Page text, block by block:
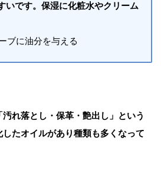
いです。保湿に化粧水やクリーム
ブに油分を与える
れ落とし・保革・艶出し」という
たオイルがあり種類も多くなって